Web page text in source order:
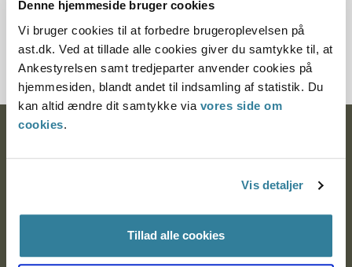
Denne hjemmeside bruger cookies
Vi bruger cookies til at forbedre brugeroplevelsen på
ast.dk. Ved at tillade alle cookies giver du samtykke til, at
Ankestyrelsen samt tredjeparter anvender cookies på
hjemmesiden, blandt andet til indsamling af statistik. Du
kan altid ændre dit samtykke via vores side om
cookies.
Vis detaljer
Tillad alle cookies
Journalnummer
2000476-04